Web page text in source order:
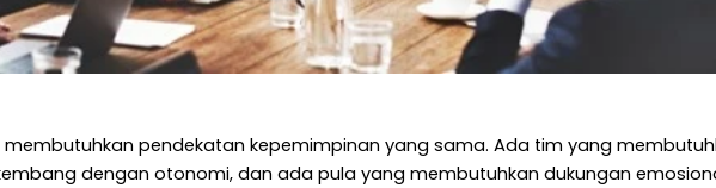
pendekatan kepemimpinan yang sama. Ada tim yang
dengan otonomi, dan ada pula yang membutuhkan dukungan